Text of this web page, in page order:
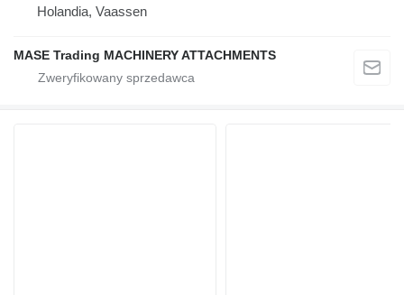
Holandia, Vaassen
MASE Trading MACHINERY ATTACHMENTS